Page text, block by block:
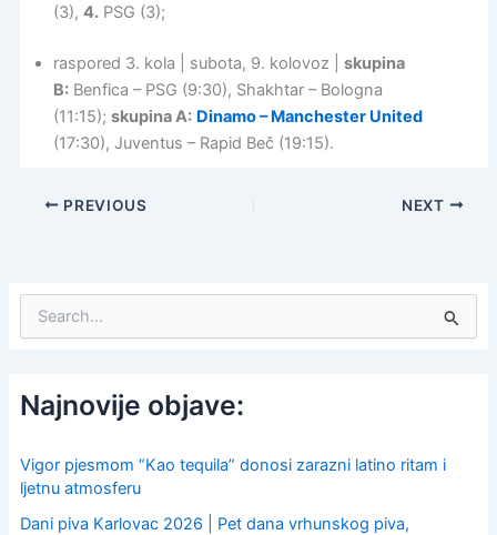
(3), 4.PSG (3);
raspored 3. kola | subota, 9. kolovoz | skupina
B:Benfica – PSG (9:30), Shakhtar – Bologna
(11:15); skupina A: Dinamo – Manchester United
(17:30), Juventus – Rapid Beč (19:15).
PREVIOUS NEXT
c
h
o
r
:
Najnovije objave:
Vigor pjesmom “Kao tequila” donosi zarazni latino ritam i
ljetnu atmosferu
Dani piva Karlovac 2026 | Pet dana vrhunskog piva,